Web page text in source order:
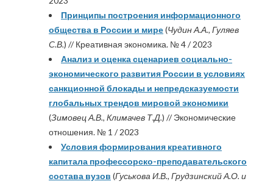
Принципы построения информационного
общества в России и мире(Чудин А.А., Гуляев
С.В.) // Креативная экономика. № 4 / 2023
Анализ и оценка сценариев социально-
экономического развития России в условиях
санкционной блокады и непредсказуемости
глобальных трендов мировой экономики
(Зимовец А.В., Климачев Т.Д.) // Экономические
отношения. № 1 / 2023
Условия формирования креативного
капитала профессорско-преподавательского
состава вузов (Гуськова И.В., Грудзинский А.О. и